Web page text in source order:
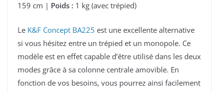
159 cm | Poids : 1 kg (avec trépied)
Le K&F Concept BA225 est une excellente alternative
si vous hésitez entre un trépied et un monopole. Ce
modèle est en effet capable d’être utilisé dans les deux
modes grâce à sa colonne centrale amovible. En
fonction de vos besoins, vous pourrez ainsi facilement